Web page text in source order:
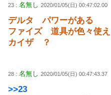
23 : 名無し 2020/01/05(日) 00:47:02.00
デルタ パワーがある
ファイズ 道具が色々使
カイザ ？
28 : 名無し 2020/01/05(日) 00:47:43.37
>>23